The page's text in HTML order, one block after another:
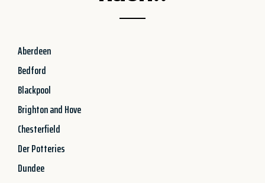
Aberdeen
Bedford
Blackpool
Brighton and Hove
Chesterfield
Der Potteries
Dundee